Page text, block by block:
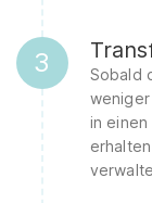
3
Sobald
weniger
in